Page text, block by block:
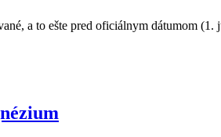
a to ešte pred oficiálnym dátumom